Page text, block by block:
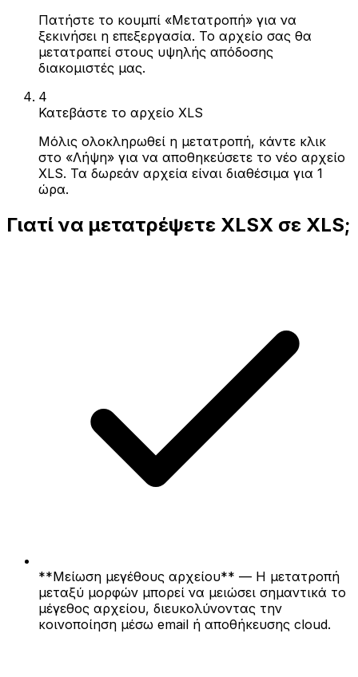
Πατήστε το κουμπί «Μετατροπή» για να
ξεκινήσει η επεξεργασία. Το αρχείο σας θα
μετατραπεί στους υψηλής απόδοσης
διακομιστές μας.
4
Κατεβάστε το αρχείο XLS
Μόλις ολοκληρωθεί η μετατροπή, κάντε κλικ
στο «Λήψη» για να αποθηκεύσετε το νέο αρχείο
XLS. Τα δωρεάν αρχεία είναι διαθέσιμα για 1
ώρα.
Γιατί να μετατρέψετε XLSX σε XLS;
**Μείωση μεγέθους αρχείου** — Η μετατροπή
μεταξύ μορφών μπορεί να μειώσει σημαντικά το
μέγεθος αρχείου, διευκολύνοντας την
κοινοποίηση μέσω email ή αποθήκευσης cloud.